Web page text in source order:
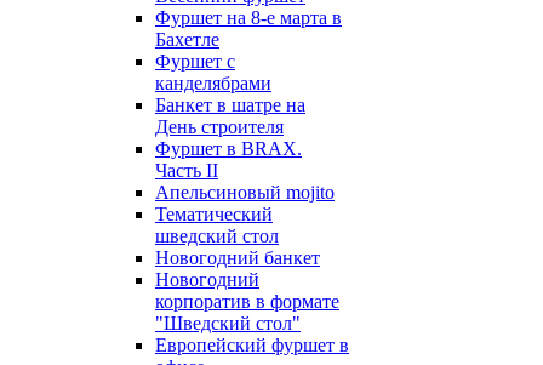
Фуршет на 8-е марта в
Бахетле
Фуршет с
канделябрами
Банкет в шатре на
День строителя
Фуршет в BRAX.
Часть II
Апельсиновый mojito
Тематический
шведский стол
Новогодний банкет
Новогодний
корпоратив в формате
"Шведский стол"
Европейский фуршет в